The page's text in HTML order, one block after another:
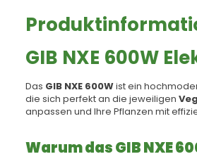
GIB NXE 600W
Das GIB NXE 600Wist ein
die sich perfekt an die jeweiligen
anpassen und Ihre Pflanzen mit
Warum das GIB NXE